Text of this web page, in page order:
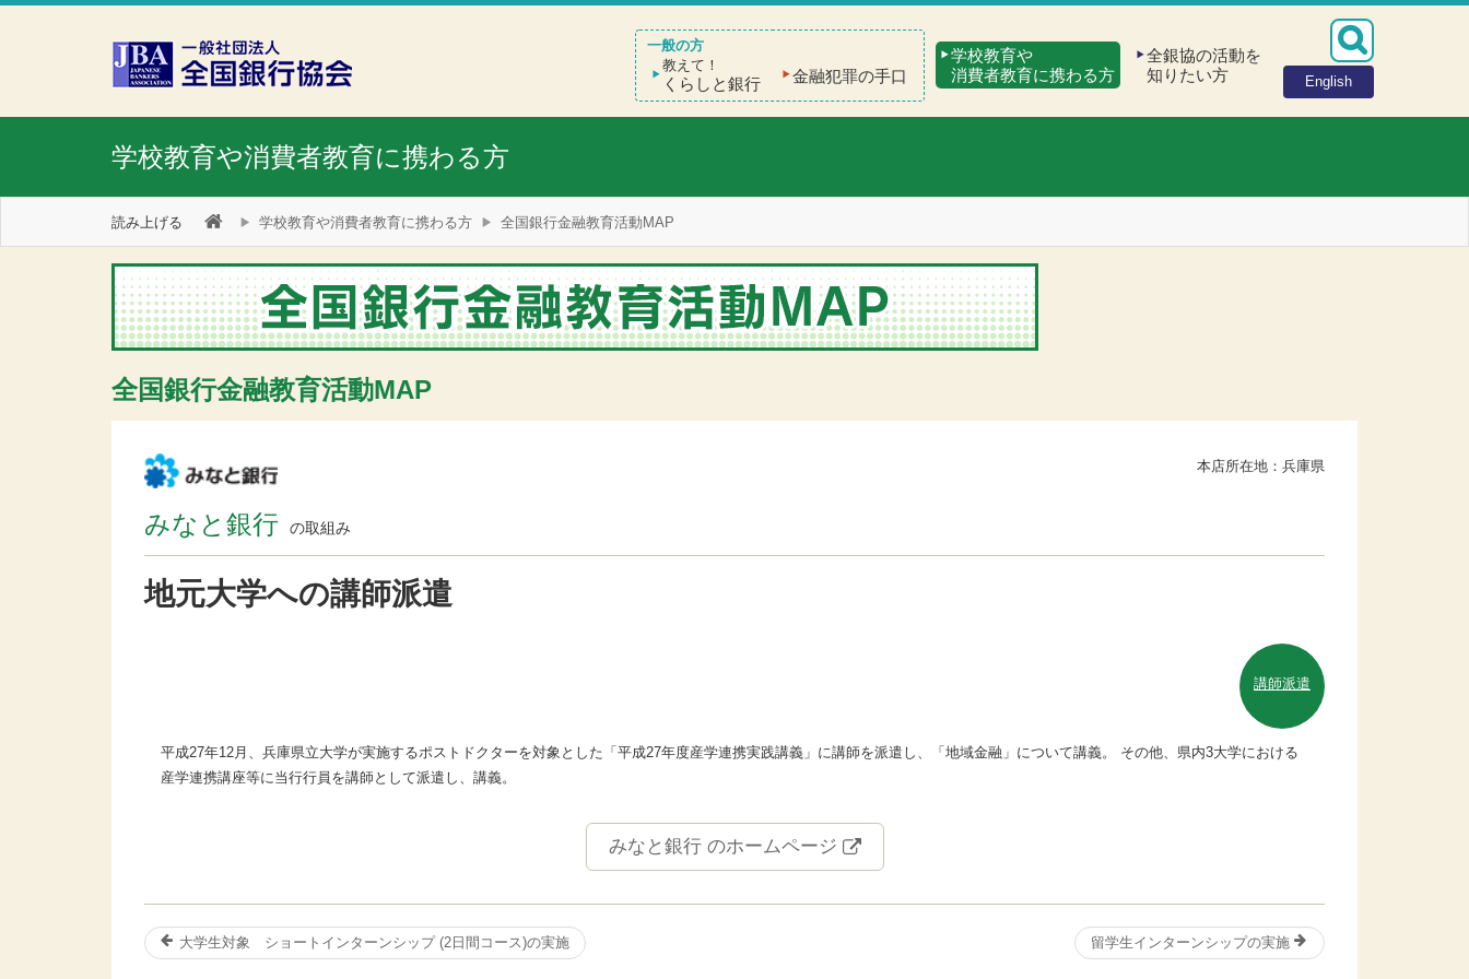
本文へスキップ
障がい者向け相談窓口
English
教えて！
くらしと銀行 金融犯罪の手口
学校教育や
消費者教育に携わる方
全銀協の活動を
知りたい方
学校教育や消費者教育に携わる方
読み上げる 学校教育や消費者教育に携わる方 全国銀行金融教育活動MAP
全国銀行金融教育活動MAP
本店所在地：兵庫県
みなと銀行 の取組み
地元大学への講師派遣
講師派遣
平成27年12月、兵庫県立大学が実施するポストドクターを対象とした「平成27年度産学連携実践講義」に講師を派遣し、「地域金融」について講義。 その他、県内3大学における
産学連携講座等に当行行員を講師として派遣し、講義。
みなと銀行 のホームページ
大学生対象 ショートインターンシップ (2日間コース)の実施 留学生インターンシップの実施